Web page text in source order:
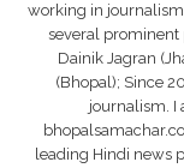
working in journalism
several prominent
Dainik Jagran
(Bhopal); Since
journalism. I
leading Hindi news